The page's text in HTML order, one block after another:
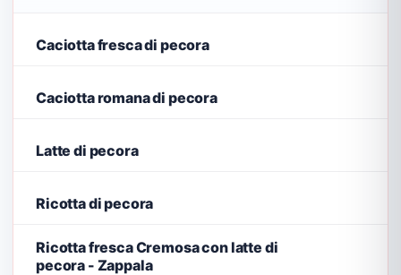
Caciotta fresca di pecora
Caciotta romana di pecora
Latte di pecora
Ricotta di pecora
Ricotta fresca Cremosa con latte di
pecora - Zappala